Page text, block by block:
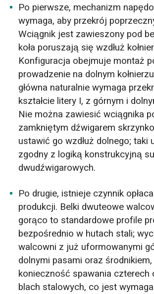
Po pierwsze, mechanizm
wymaga, aby przekrój
Wciągnik jest zawieszony pod
koła poruszają się wzdłuż
Konfiguracja obejmuje montaż
prowadzenie na dolnym
główna naturalnie wymaga
kształcie litery I, z górnym i
Nie można zawiesić wciągnika
zamkniętym dźwigarem
ustawić go wzdłuż dolnego; taki
zgodny z logiką konstrukcyjną
dwudźwigarowych.
Po drugie, istnieje czynnik
produkcji. Belki dwuteowe
gorąco to standardowe profile
bezpośrednio w hutach stali;
walcowni z już uformowanymi
dolnymi pasami oraz
konieczność spawania czterech
blach stalowych, co jest